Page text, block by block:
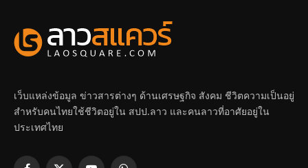
เว็บแหล่งข้อมูล ข่าวสารต่างๆ ด้านเศรษฐกิจ สังคม ชีวิตความเป็นอยู่
สำหรับคนไทยใช้ชีวิตอยู่ใน สปป.ลาว และคนลาวที่อาศัยอยู่ใน
ประเทศไทย